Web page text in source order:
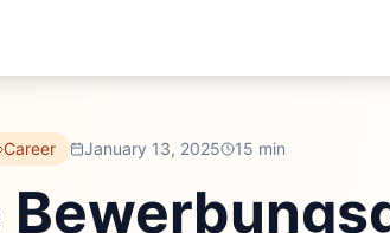
Career January 13, 2025 15 min